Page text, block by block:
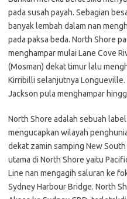
pada susah payah. Sebagian
banyak lembah dalam nan
pada paksa beda. North Shore
menghampar mulai Lane Cove
(Mosman) dekat timur lalu
Kirribilli selanjutnya
Jackson pula menghampar
North Shore adalah sebuah
mengucapkan wilayah
dekat zamin samping New
utama di North Shore yaitu
Line nan mengagih saluran ke
Sydney Harbour Bridge. North